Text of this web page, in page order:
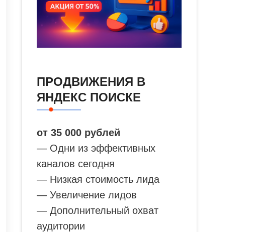
ПРОДВИЖЕНИЯ В
ЯНДЕКС ПОИСКЕ
от 35 000 рублей
— Одни из эффективных
каналов сегодня
— Низкая стоимость лида
— Увеличение лидов
— Дополнительный охват
аудитории